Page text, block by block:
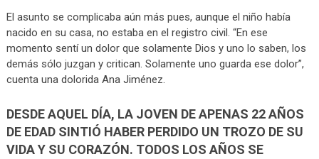
El asunto se complicaba aún más pues, aunque el niño había
nacido en su casa, no estaba en el registro civil. “En ese
momento sentí un dolor que solamente Dios y uno lo saben, los
demás sólo juzgan y critican. Solamente uno guarda ese dolor”,
cuenta una dolorida Ana Jiménez.
DESDE AQUEL DÍA, LA JOVEN DE APENAS 22 AÑOS
DE EDAD SINTIÓ HABER PERDIDO UN TROZO DE SU
VIDA Y SU CORAZÓN. TODOS LOS AÑOS SE